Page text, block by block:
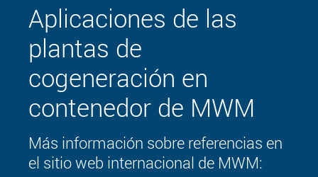
Aplicaciones de las
plantas de
cogeneración en
contenedor de MWM
Más información sobre referencias en
el sitio web internacional de MWM: